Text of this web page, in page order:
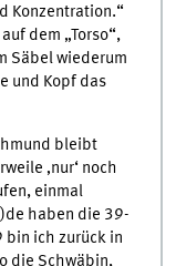
Konzentration.“
dem „Torso“,
Säbel wiederum
und Kopf das
bleibt
‚nur‘ noch
einmal
haben die 39-
bin ich zurück in
die Schwäbin,